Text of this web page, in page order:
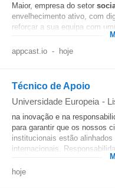
Maior, empresa do setor
envelhecimento ativo, com
reforçar a sua equipa com
appcast.io - hoje
Técnico de Apoio
Universidade Europeia -
na inovação e na
para garantir que os nossos
institucionais estão
internacionais.
hoje